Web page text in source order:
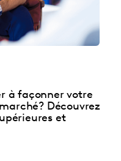
à façonner votre
Découvrez
et